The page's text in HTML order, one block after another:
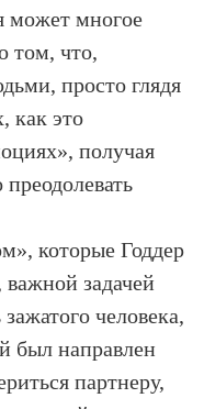
может многое
том, что,
просто глядя
как это
получая
которые Годдер
задачей
человека,
был направлен
партнеру,